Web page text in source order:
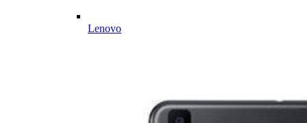
Lenovo